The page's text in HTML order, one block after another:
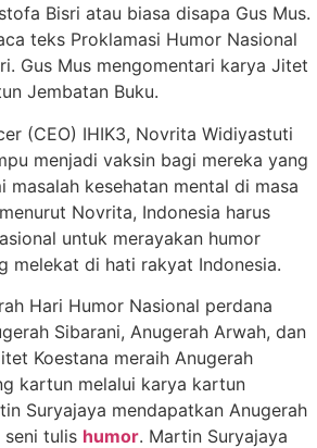
Bisri atau biasa disapa Gus Mus.
teks Proklamasi Humor Nasional
Gus Mus mengomentari karya Jitet
Jembatan Buku.
(CEO) IHIK3, Novrita Widiyastuti
menjadi vaksin bagi mereka yang
masalah kesehatan mental di masa
Novrita, Indonesia harus
untuk merayakan humor
melekat di hati rakyat Indonesia.
Hari Humor Nasional perdana
Sibarani, Anugerah Arwah, dan
Koestana meraih Anugerah
kartun melalui karya kartun
Suryajaya mendapatkan Anugerah
seni tulis humor. Martin Suryajaya